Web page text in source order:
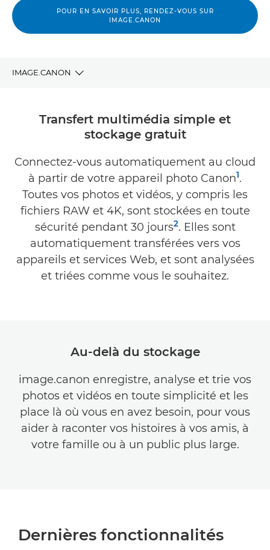
POUR EN SAVOIR PLUS, RENDEZ-VOUS SUR
IMAGE.CANON
IMAGE.CANON
COMPATIBILITÉ
ASSISTANCE
Transfert multimédia simple et
stockage gratuit
Connectez-vous automatiquement au cloud
à partir de votre appareil photo Canon1.
Toutes vos photos et vidéos, y compris les
fichiers RAW et 4K, sont stockées en toute
sécurité pendant 30 jours2. Elles sont
automatiquement transférées vers vos
appareils et services Web, et sont analysées
et triées comme vous le souhaitez.
Au-delà du stockage
image.canon enregistre, analyse et trie vos
photos et vidéos en toute simplicité et les
place là où vous en avez besoin, pour vous
aider à raconter vos histoires à vos amis, à
votre famille ou à un public plus large.
Dernières fonctionnalités